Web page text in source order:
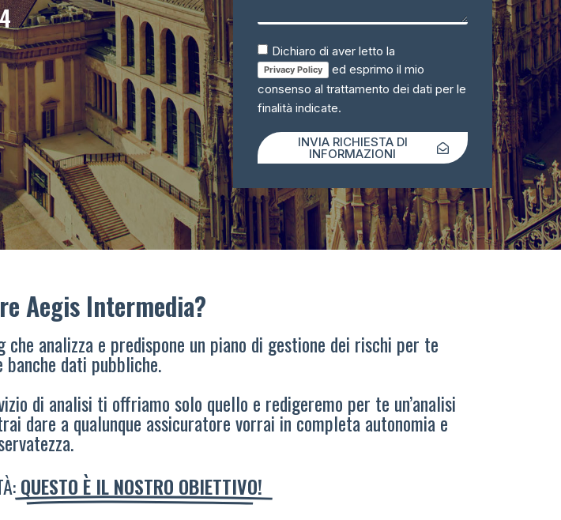
Dichiaro di aver letto la
Privacy Policy
ed esprimo il mio
consenso al trattamento dei dati per le
finalità indicate.
INVIA RICHIESTA DI
INFORMAZIONI
Aegis Intermedia?
analizza e predispone un piano di gestione dei rischi per te
dati pubbliche.
di analisi ti offriamo solo quello e redigeremo per te un’analisi
dare a qualunque assicuratore vorrai in completa autonomia e
QUESTO È IL NOSTRO OBIETTIVO!